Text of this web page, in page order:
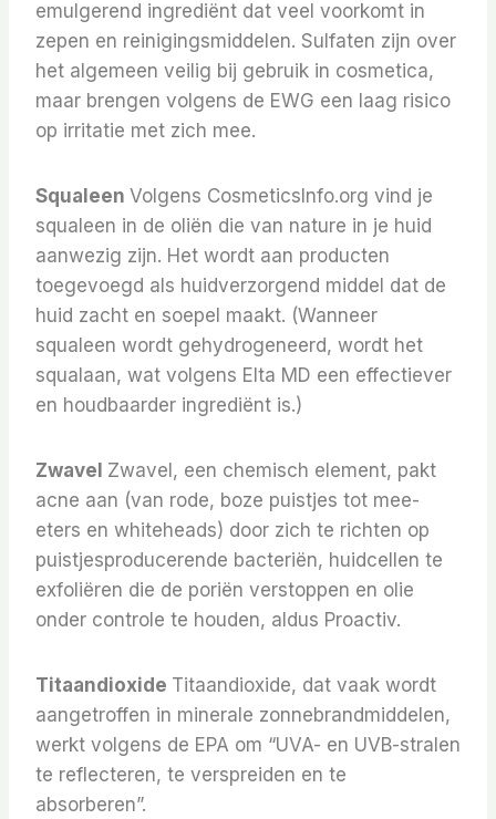
emulgerend ingrediënt dat veel voorkomt in
zepen en reinigingsmiddelen. Sulfaten zijn over
het algemeen veilig bij gebruik in cosmetica,
maar brengen volgens de EWG een laag risico
op irritatie met zich mee.
Squaleen Volgens CosmeticsInfo.org vind je
squaleen in de oliën die van nature in je huid
aanwezig zijn. Het wordt aan producten
toegevoegd als huidverzorgend middel dat de
huid zacht en soepel maakt. (Wanneer
squaleen wordt gehydrogeneerd, wordt het
squalaan, wat volgens Elta MD een effectiever
en houdbaarder ingrediënt is.)
Zwavel Zwavel, een chemisch element, pakt
acne aan (van rode, boze puistjes tot mee-
eters en whiteheads) door zich te richten op
puistjesproducerende bacteriën, huidcellen te
exfoliëren die de poriën verstoppen en olie
onder controle te houden, aldus Proactiv.
Titaandioxide Titaandioxide, dat vaak wordt
aangetroffen in minerale zonnebrandmiddelen,
werkt volgens de EPA om “UVA- en UVB-stralen
te reflecteren, te verspreiden en te
absorberen”.